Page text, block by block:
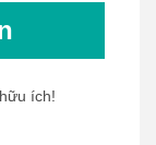
ích!